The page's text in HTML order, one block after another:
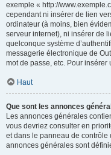
exemple « http://
cependant ni insérer de lien
ordinateur (à moins, bien
serveur internet), ni insérer de
quelconque système
messagerie électronique de
mot de passe, etc. Pour
Haut
Que sont les annonces
Les annonces générales
vous devriez consulter en
et dans le panneau de contrôle
annonces générales sont